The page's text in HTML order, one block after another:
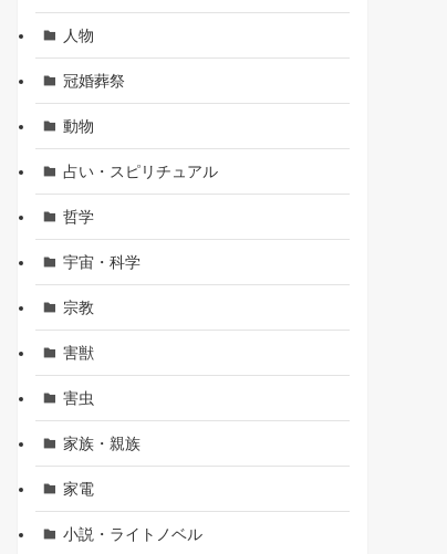
人物
冠婚葬祭
動物
占い・スピリチュアル
哲学
宇宙・科学
宗教
害獣
害虫
家族・親族
家電
小説・ライトノベル